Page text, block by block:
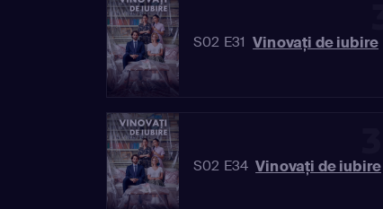
S02 E31 Vinovaţi de iubire
S02 E34 Vinovaţi de iubire